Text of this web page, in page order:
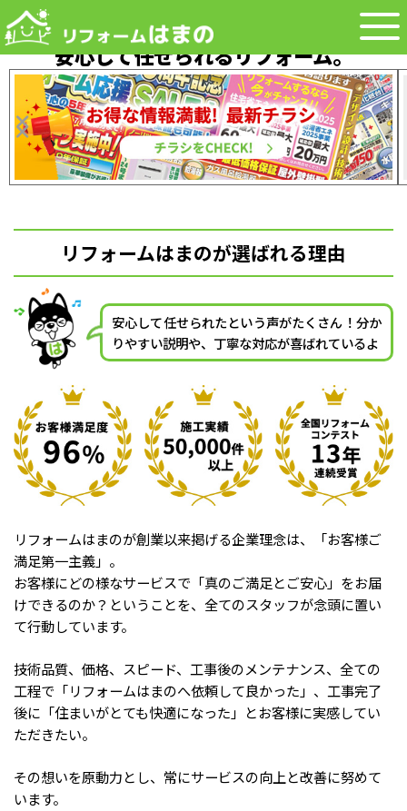
はじめてでも、
安心して任せられるリフォーム。
経験豊富なスタッフが、
分かりやすく丁寧に対応します。
リフォームはまのが選ばれる理由
安心して任せられたという声がたくさん！分か
りやすい説明や、丁寧な対応が喜ばれているよ
リフォームはまのが創業以来掲げる企業理念は、「お客様ご
満足第一主義」。
お客様にどの様なサービスで「真のご満足とご安心」をお届
けできるのか？ということを、全てのスタッフが念頭に置い
て行動しています。
技術品質、価格、スピード、工事後のメンテナンス、全ての
工程で「リフォームはまのへ依頼して良かった」、工事完了
後に「住まいがとても快適になった」とお客様に実感してい
ただきたい。
その想いを原動力とし、常にサービスの向上と改善に努めて
います。